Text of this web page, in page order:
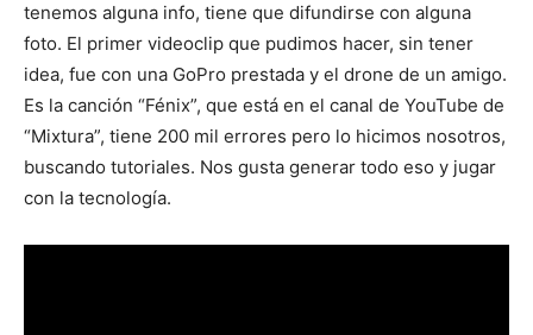
tenemos alguna info, tiene que difundirse con alguna
foto. El primer videoclip que pudimos hacer, sin tener
idea, fue con una GoPro prestada y el drone de un amigo.
Es la canción “Fénix”, que está en el canal de YouTube de
“Mixtura”, tiene 200 mil errores pero lo hicimos nosotros,
buscando tutoriales. Nos gusta generar todo eso y jugar
con la tecnología.